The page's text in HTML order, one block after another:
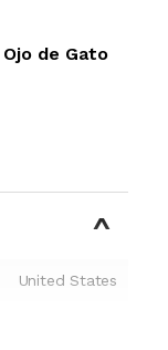
de Gato
United States